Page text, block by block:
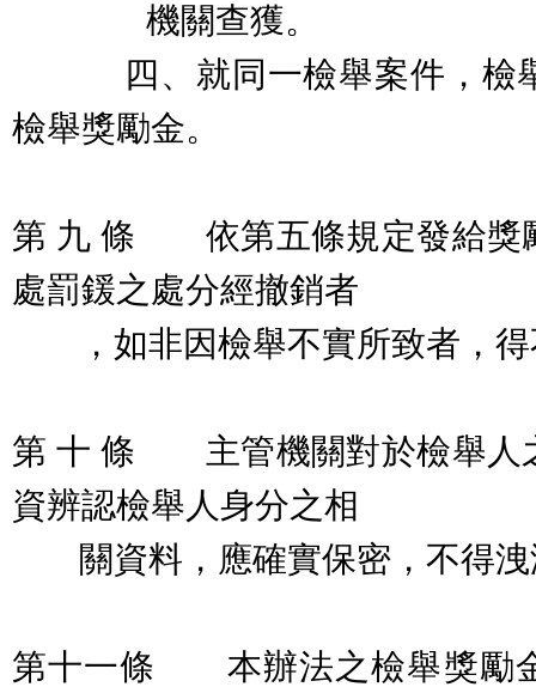
機關查獲。
四、就同一檢舉案件，檢舉
檢舉獎勵金。
第 九 條 依第五條規定發給獎
處罰鍰之處分經撤銷者
，如非因檢舉不實所致者，得
第 十 條 主管機關對於檢舉人
資辨認檢舉人身分之相
關資料，應確實保密，不得洩
第十一條 本辦法之檢舉獎勵